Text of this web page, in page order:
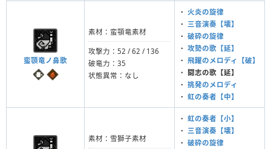
蛮顎竜ノ鼻歌
素材：蛮顎竜素材
攻撃力：52 / 62 / 136
破竜力：35
状態異常：なし
・ 火炎の旋律
・ 三音演奏【壊】
・ 破砕の旋律
・ 攻勢の歌【延】
・ 飛躍のメロディ【破】
・ 闘志の歌【延】
・ 挑発のメロディ
・ 虹の奏者【中】
素材：雪獅子素材
・ 虹の奏者【小】
・ 三音演奏【壊】
・ 破砕の旋律